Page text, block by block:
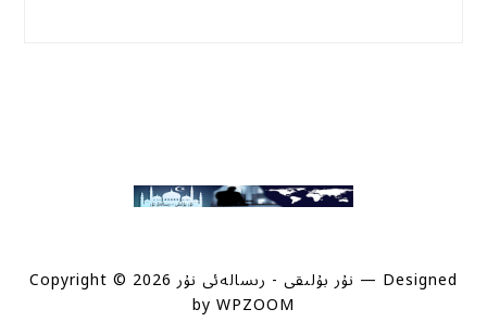
Copyright © 2026 نۇر بۇلىقى - رىسالەئى نۇر — Designed
by WPZOOM